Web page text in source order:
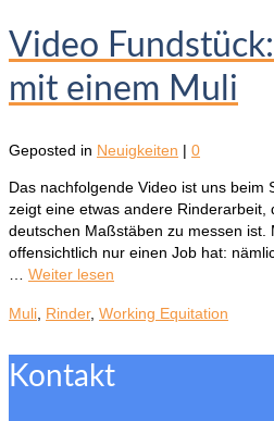
Video
mit einem Muli
Geposted in Neuigkeiten | 0
Das nachfolgende Video ist uns beim
zeigt eine etwas andere Rinderarbeit,
deutschen Maßstäben zu messen ist.
offensichtlich nur einen Job hat:
… Weiter lesen
Muli, Rinder, Working Equitation
Kontakt